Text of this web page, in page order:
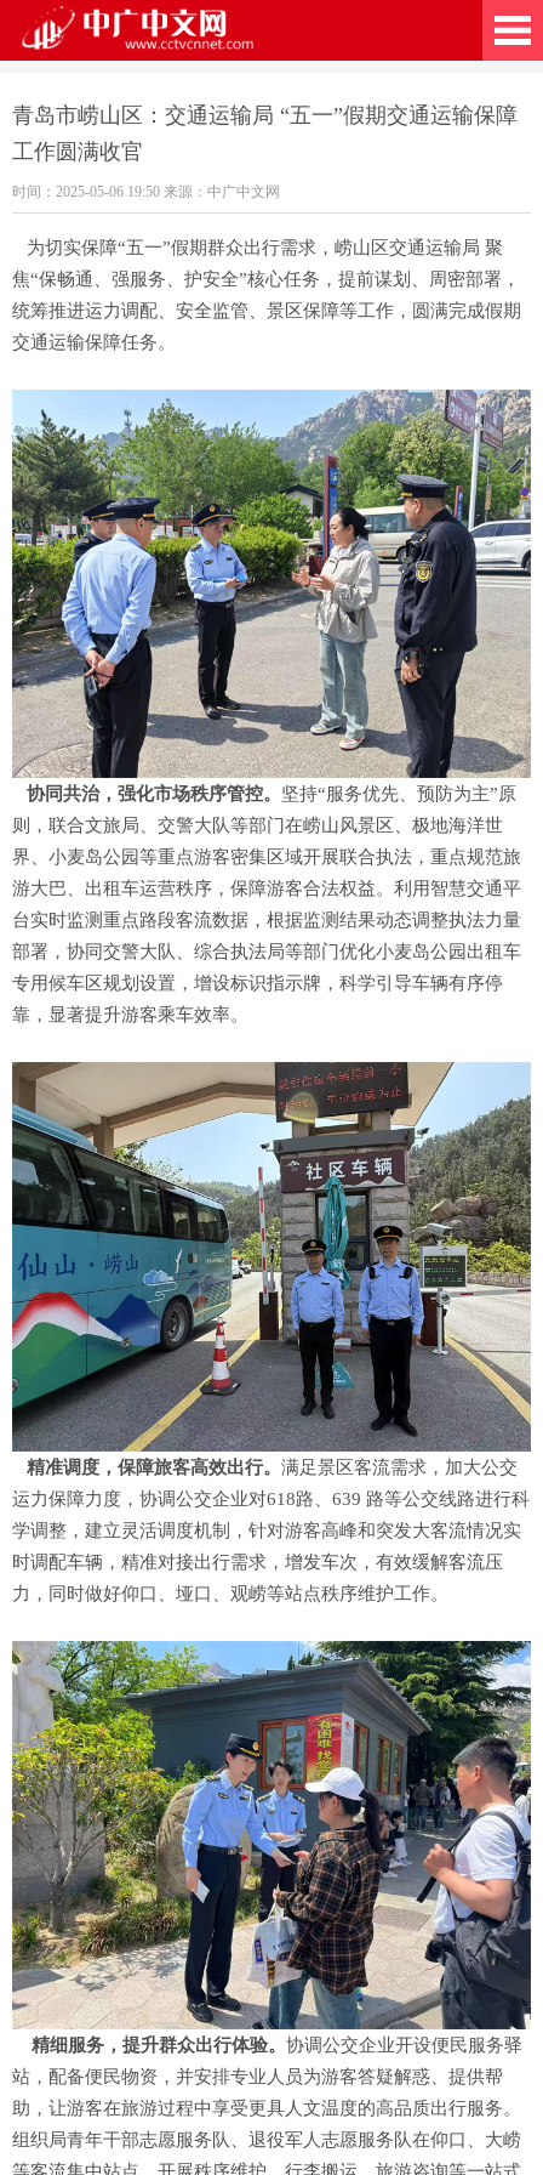
青岛市崂山区：交通运输局 “五一”假期交通运输保障
工作圆满收官
时间：2025-05-06 19:50 来源：中广中文网
为切实保障“五一”假期群众出行需求，崂山区交通运输局 聚
焦“保畅通、强服务、护安全”核心任务，提前谋划、周密部署，
统筹推进运力调配、安全监管、景区保障等工作，圆满完成假期
交通运输保障任务。
协同共治， 强化市场秩序管控。 坚持“服务优先、预防为主”原
则，联合文旅局、交警大队等部门在崂山风景区、极地海洋世
界、小麦岛公园等重点游客密集区域开展联合执法，重点规范旅
游大巴、出租车运营秩序，保障游客合法权益。利用智慧交通平
台实时监测重点路段客流数据，根据监测结果动态调整执法力量
部署，协同交警大队、综合执法局等部门优化小麦岛公园出租车
专用候车区规划设置，增设标识指示牌，科学引导车辆有序停
靠，显著提升游客乘车效率。
精准调度 ， 保障旅客高效出行。 满足景区客流需求，加大公交
运力保障力度，协调公交企业对618路、639 路等公交线路进行科
学调整，建立灵活调度机制，针对游客高峰和突发大客流情况实
时调配车辆，精准对接出行需求，增发车次，有效缓解客流压
力，同时做好仰口、垭口、观崂等站点秩序维护工作。
精细服务 ， 提升群众出行体验。 协调公交企业开设便民服务驿
站，配备便民物资，并安排专业人员为游客答疑解惑、提供帮
助，让游客在旅游过程中享受更具人文温度的高品质出行服务。
组织局青年干部志愿服务队、退役军人志愿服务队在仰口、大崂